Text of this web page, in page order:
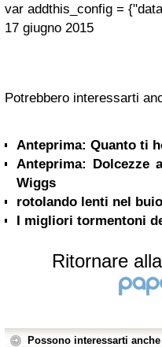
var addthis_config =
17 giugno 2015
Potrebbero interessarti
Anteprima: Quanto ti
Anteprima: Dolcezze
Wiggs
rotolando lenti nel
I migliori tormentoni
Ritornare
Possono interessarti